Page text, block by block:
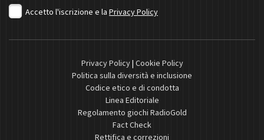
Accetto l'iscrizione e la Privacy Policy
Privacy Policy| Cookie Policy
Politica sulla diversità e inclusione
Codice etico e di condotta
Linea Editoriale
Regolamento giochi RadioGold
Fact Check